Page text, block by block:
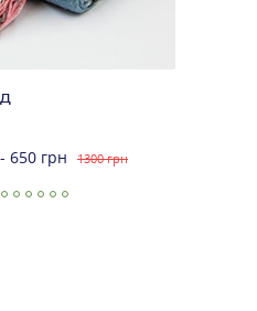
650 грн 1300 грн